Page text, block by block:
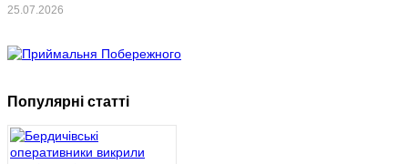
25.07.2026
Популярні статті